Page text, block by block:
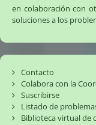
en colaboración con
soluciones a los
Contacto
Colabora con la
Suscribirse
Listado de
Biblioteca virtual de